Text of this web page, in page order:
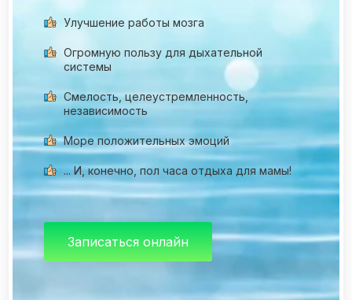
Улучшение работы мозга
Огромную пользу для дыхательной
системы
Смелость, целеустремленность,
независимость
Море положительных эмоций
... И, конечно, пол часа отдыха для мамы!
Записаться онлайн